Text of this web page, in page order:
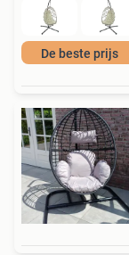
De beste prijs